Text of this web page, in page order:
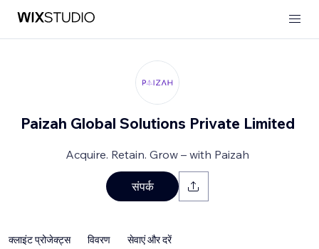
Paizah Global Solutions Private Limited
Acquire. Retain. Grow – with Paizah
संपर्क
क्लाइंट प्रोजेक्ट्स विवरण सेवाएं और दरें